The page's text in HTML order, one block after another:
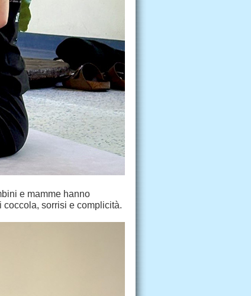
e mamme hanno
sorrisi e complicità.